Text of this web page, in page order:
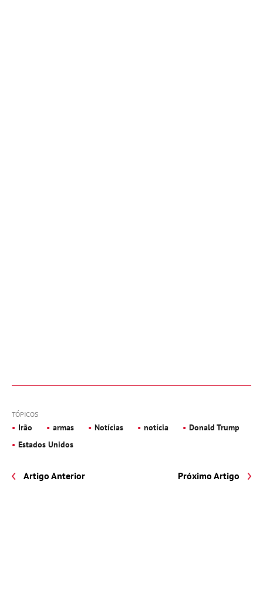
TÓPICOS
Irão armas Notícias notícia
Donald Trump
Estados Unidos
Artigo Anterior Próximo Artigo